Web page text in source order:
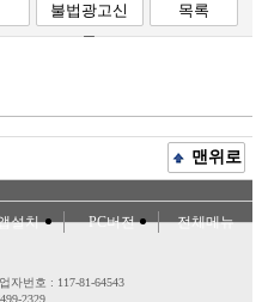
불법광고신
고
목록
맨위로
설치 PC버전 전체메뉴
자번호 : 117-81-64543
2329